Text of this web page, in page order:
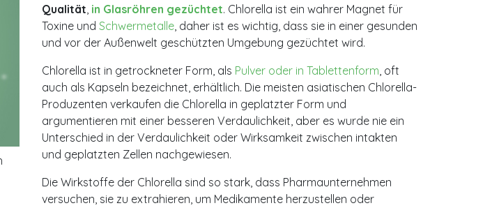
Qualität, in Glasröhren gezüchtet. Chlorella ist ein wahrer Magnet für
Toxine und Schwermetalle, daher ist es wichtig, dass sie in einer gesunden
und vor der Außenwelt geschützten Umgebung gezüchtet wird.
Chlorella ist in getrockneter Form, als Pulver oder in Tablettenform, oft
auch als Kapseln bezeichnet, erhältlich. Die meisten asiatischen Chlorella-
Produzenten verkaufen die Chlorella in geplatzter Form und
argumentieren mit einer besseren Verdaulichkeit, aber es wurde nie ein
Unterschied in der Verdaulichkeit oder Wirksamkeit zwischen intakten
und geplatzten Zellen nachgewiesen.
Die Wirkstoffe der Chlorella sind so stark, dass Pharmaunternehmen
versuchen, sie zu extrahieren, um Medikamente herzustellen oder